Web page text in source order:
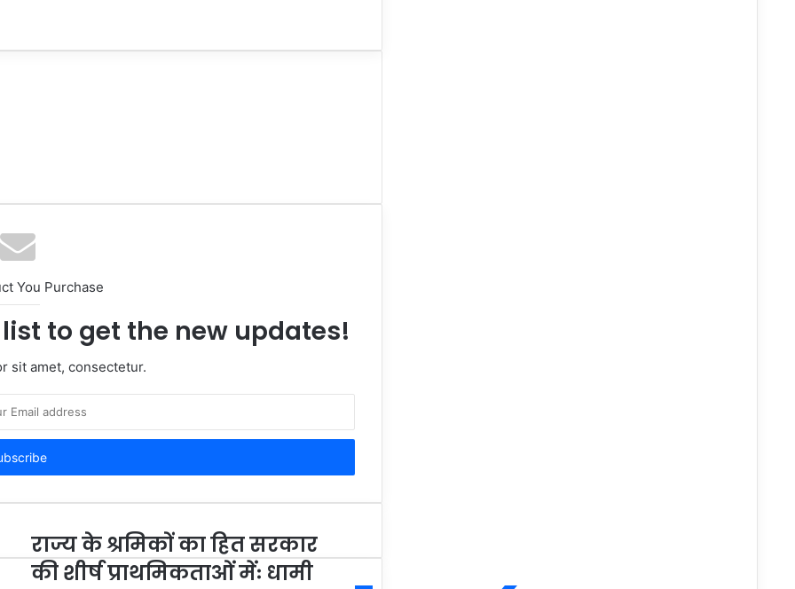
You Purchase
to get the new updates!
sit amet, consectetur.
राज्य के श्रमिकों का हित सरकार
की शीर्ष प्राथमिकताओं मेंः धामी